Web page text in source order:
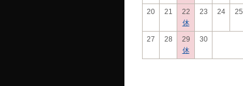
20 21
22
休
23 24 25
27 28
29
休
30